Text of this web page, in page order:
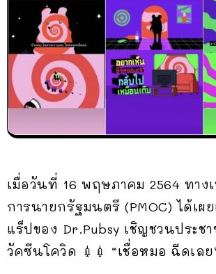
เมื่อวันที่ 16 พฤษภาคม 2564 ทา
การนายกรัฐมนตรี (PMOC) ได้เผ
แร็ปของ Dr.Pubsy เชิญชวนประช
วัคซีนโควิด 💉💉 “เชื่อหมอ ฉีดเลย